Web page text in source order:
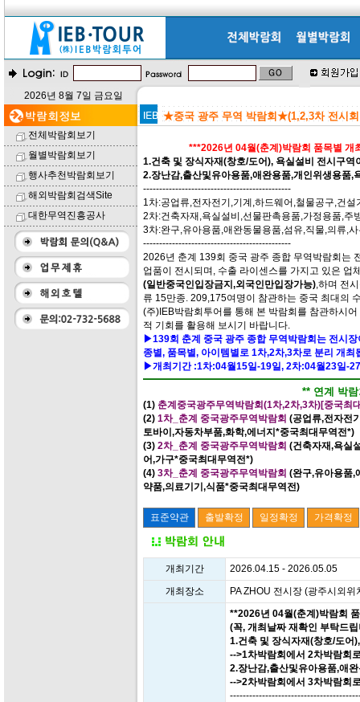
2026년 8월 7일 금요일
전체박람회보기
월별박람회보기
행사추천박람회보기
해외박람회검색Site
대한무역진흥공사
★중국 광주 무역 박람회★(1,2,3차 전시회
***2026년 04월(춘계)박람회 품목별 개
1.건축 및 장식자재(창호/도어), 욕실설비 전시구
2.장난감,출산및유아용품,애완용품,개인위생용품
----------------------------------------------
1차:공업류,전자전기,기계,하드웨어,철물공구,건
2차:건축자재,욕실설비,선물판촉용품,가정용품,주
3차:완구,유아용품,애완동물용품,섬유,직물,의류,
----------------------------------------------
2026년 춘계 139회 중국 광주 종합 무역박람회는
업품이 전시되며, 수출 라이센스를 가지고 있은
(일반중국인입장금지,외국인만입장가능),하며 전
류 15만종. 209,175여명이 참관하는 중국 최대의
(주)IEB박람회투어를 통해 본 박람회를 참관하시
적 기회를 활용해 보시기 바랍니다.
▶139회 춘계 중국 광주 종합 무역박람회는 전시
종별, 품목별, 아이템별로 1차,2차,3차로 분리 개최
▶개최기간 :1차:04월15일-19일, 2차:04월23일-
** 연계 박
(1) 춘계중국광주무역박람회(1차,2차,3차)[중국최
(2) 1차_춘계 중국광주무역박람회 (공업류,전자전
토바이,자동차부품,화학,에너지*중국최대무역전*)
(3) 2차_춘계 중국광주무역박람회 (건축자재,욕실
어,가구*중국최대무역전*)
(4) 3차_춘계 중국광주무역박람회 (완구,유아용품,
약품,의료기기,식품*중국최대무역전)
개최기간
2026.04.15 - 2026.05.05
개최장소
PA ZHOU 전시장 (광주시외위
**2026년 04월(춘계)박람회
(꼭, 개최날짜 재확인 부탁드
1.건축 및 장식자재(창호/도어
-->1차박람회에서 2차박람회
2.장난감,출산및유아용품,애
-->2차박람회에서 3차박람회